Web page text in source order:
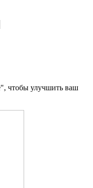
чтобы улучшить ваш